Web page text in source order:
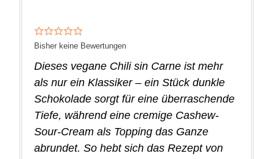
Bisher keine Bewertungen
Dieses vegane Chili sin Carne ist mehr
als nur ein Klassiker – ein Stück dunkle
Schokolade sorgt für eine überraschende
Tiefe, während eine cremige Cashew-
Sour-Cream als Topping das Ganze
abrundet. So hebt sich das Rezept von